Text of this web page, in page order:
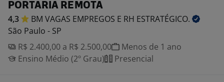
PORTARIA REMOTA
4,3 BM VAGAS EMPREGOS E RH ESTRATÉGICO.
São Paulo - SP
R$ 2.400,00 a R$ 2.500,00
Menos de 1 ano
Ensino Médio (2º Grau)
Presencial